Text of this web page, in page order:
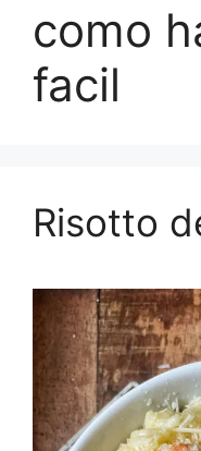
como
facil
Risotto